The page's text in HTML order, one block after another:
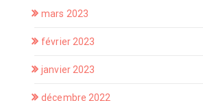
mars 2023
février 2023
janvier 2023
décembre 2022